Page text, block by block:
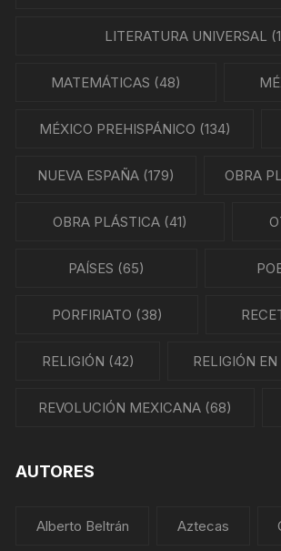
LITERATURA UNIVERSAL
MATEMÁTICAS (48)
MÉXICO PREHISPÁNICO (134)
NUEVA ESPAÑA(179) OBRA
OBRA PLÁSTICA (41)
PAÍSES (65)
PORFIRIATO (38)
RELIGIÓN (42) RELIGIÓN
REVOLUCIÓN MEXICANA (68)
AUTORES
Alberto Beltrán Aztecas